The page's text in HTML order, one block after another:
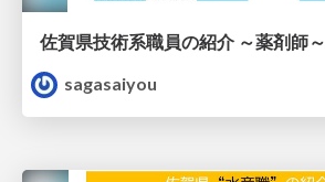
佐賀県技術系職員の紹介 ～薬剤師～
sagasaiyou